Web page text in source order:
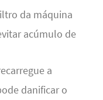
da máquina
acúmulo de
a
danificar o